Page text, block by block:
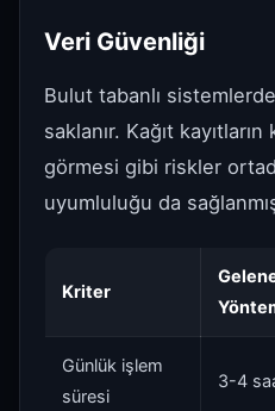
Veri Güvenliği
Bulut tabanlı
saklanır. Kağıt
görmesi gibi riskler
uyumluluğu da
Kriter
Günlük işlem
süresi
3-4